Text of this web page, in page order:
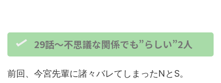
29話～不思議な関係でも”らしい”2人
前回、今宮先輩に諸々バレてしまったNとS。